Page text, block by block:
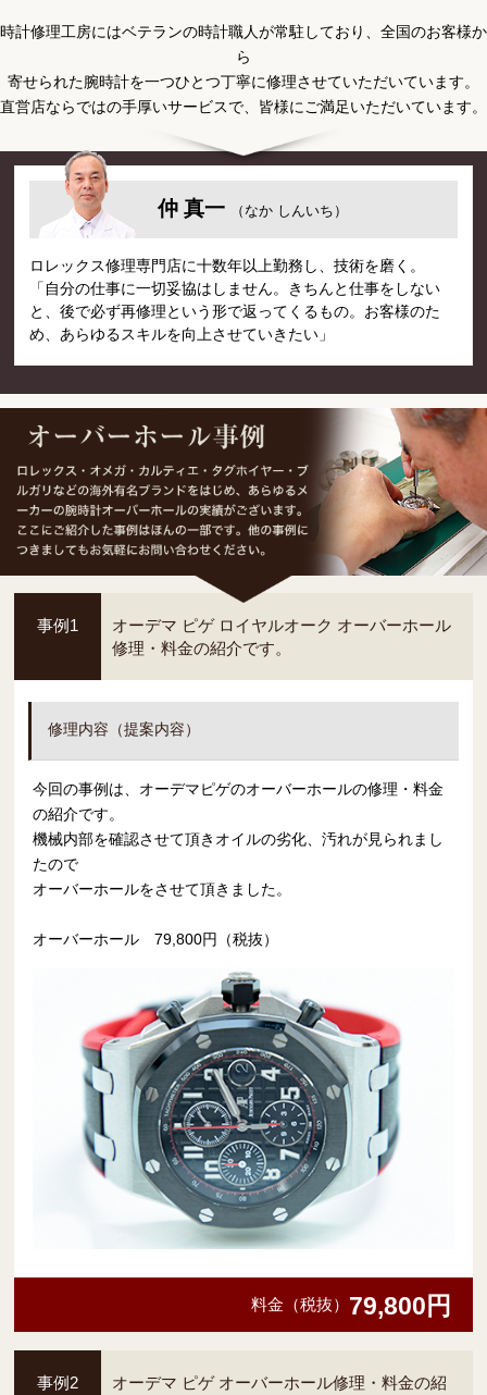
時
時計修理工房にはベテランの時計職人が常駐しており、全国のお客様か
ら
寄せられた腕時計を一つひとつ丁寧に修理させていただいています。
直営店ならではの手厚いサービスで、皆様にご満足いただいています。
仲 真一 （なか しんいち）
ロレックス修理専門店に十数年以上勤務し、技術を磨く。
「自分の仕事に一切妥協はしません。きちんと仕事をしない
と、後で必ず再修理という形で返ってくるもの。お客様のた
め、あらゆるスキルを向上させていきたい」
オーバーホール事
ロレックス・オメガ
事例1
オーデマ ピゲ ロイヤルオーク オーバーホール
修理・料金の紹介です。
修理内容（提案内容）
今回の事例は、オーデマピゲのオーバーホールの修理・料金
の紹介です。
機械内部を確認させて頂きオイルの劣化、汚れが見られまし
たので
オーバーホールをさせて頂きました。
オーバーホール 79,800円（税抜）
料金（税抜） 79,800円
事例2 オーデマ ピゲ オーバーホール修理・料金の紹